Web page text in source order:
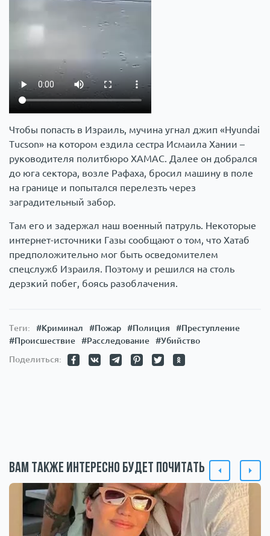
Чтобы попасть в Израиль, мучина угнал джип «Hyundai
Tucson» на котором ездила сестра Исмаила Хании –
руководителя политбюро ХАМАС. Далее он добрался
до юга сектора, возле Рафаха, бросил машину в поле
на границе и попытался перелезть через
заградительный забор.
Там его и задержал наш военный патруль. Некоторые
интернет-источники Газы сообщают о том, что Хатаб
предположительно мог быть осведомителем
спецслужб Израиля. Поэтому и решился на столь
дерзкий побег, боясь разоблачения.
Теги: #Криминал #Пожар #Полиция
#Преступление
#Происшествие
#Расследование
#Убийство
Поделиться:
Вам также интересно будет почитать